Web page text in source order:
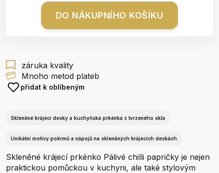
DO NÁKUPNÍHO KOŠÍKU
záruka kvality
Mnoho metod plateb
přidat k oblíbeným
Skleněné krájecí desky a kuchyňská prkénka z tvrzeného skla
Unikátní motivy pokrmů a nápojů na skleněných krájecích deskách
Skleněné krájecí prkénko Pálivé chilli papričky je nejen
praktickou pomůckou v kuchyni, ale také stylovým